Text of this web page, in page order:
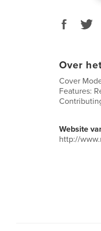
Over
Cover
Features:
Website
http://